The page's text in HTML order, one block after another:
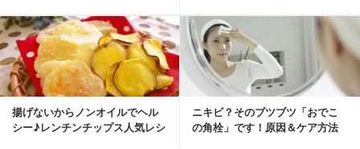
揚げないからノンオイルでヘル
シー♪レンチンチップス人気レシ
ニキビ？そのブツブツ「おでこ
の角栓」です！原因＆ケア方法